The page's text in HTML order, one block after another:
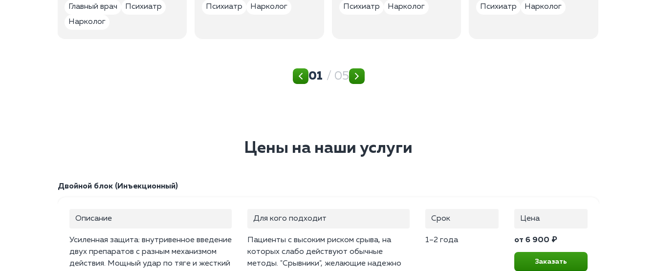
Главный врач
Психиатр
Нарколог
Психиатр
Нарколог
Психиатр
Нарколог
Психиатр
Нарколог
01 / 05
Цены на наши услуги
Двойной блок (Инъекционный)
Описание
Усиленная защита: внутривенное введение
двух препаратов с разным механизмом
действия. Мощный удар по тяге и жесткий
Для кого подходит
Пациенты с высоким риском срыва, на
которых слабо действуют обычные
методы. "Срывники", желающие надежно
Срок
1–2 года
Цена
от 6 900 ₽
Заказать